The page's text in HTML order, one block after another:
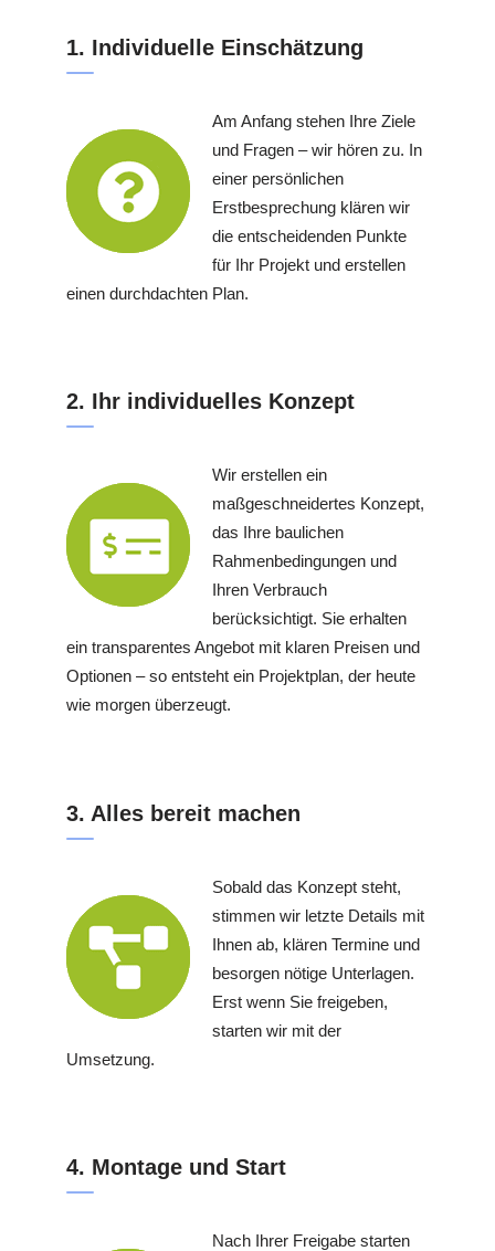
1. Individuelle Einschätzung
Am Anfang stehen Ihre Ziele
und Fragen – wir hören zu. In
einer persönlichen
Erstbesprechung klären wir
die entscheidenden Punkte
für Ihr Projekt und erstellen
einen durchdachten Plan.
2. Ihr individuelles Konzept
Wir erstellen ein
maßgeschneidertes Konzept,
das Ihre baulichen
Rahmenbedingungen und
Ihren Verbrauch
berücksichtigt. Sie erhalten
ein transparentes Angebot mit klaren Preisen und
Optionen – so entsteht ein Projektplan, der heute
wie morgen überzeugt.
3. Alles bereit machen
Sobald das Konzept steht,
stimmen wir letzte Details mit
Ihnen ab, klären Termine und
besorgen nötige Unterlagen.
Erst wenn Sie freigeben,
starten wir mit der
Umsetzung.
4. Montage und Start
Nach Ihrer Freigabe starten